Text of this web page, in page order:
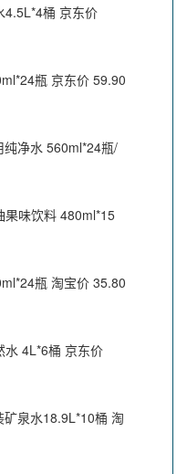
4.5L*4桶 京东价
瓶 京东价 59.90
净水 560ml*24瓶/
果味饮料 480ml*15
瓶 淘宝价 35.80
水 4L*6桶 京东价
泉水18.9L*10桶 淘